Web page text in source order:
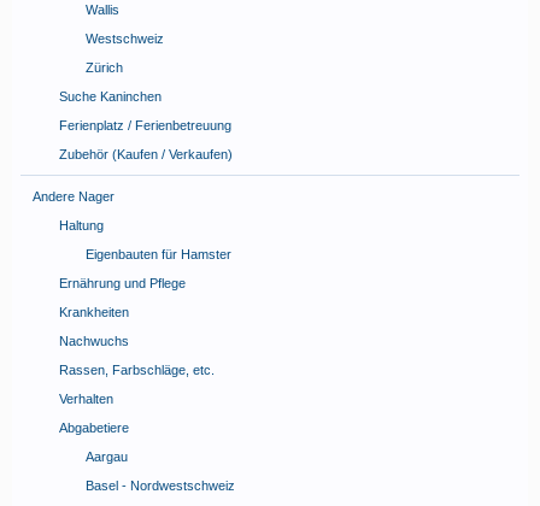
Wallis
Westschweiz
Zürich
Suche Kaninchen
Ferienplatz / Ferienbetreuung
Zubehör (Kaufen / Verkaufen)
Andere Nager
Haltung
Eigenbauten für Hamster
Ernährung und Pflege
Krankheiten
Nachwuchs
Rassen, Farbschläge, etc.
Verhalten
Abgabetiere
Aargau
Basel - Nordwestschweiz